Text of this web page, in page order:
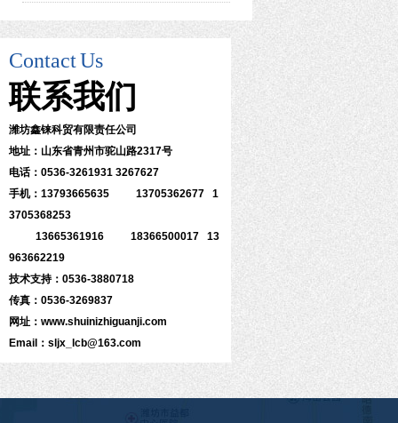
ContactUs
联系我们
潍坊鑫铼科贸有限责任公司
地址：山东省青州市驼山路2317号
电话：0536-3261931 3267627
手机：13793665635 13705362677 1
3705368253
13665361916 18366500017 13
963662219
技术支持：0536-3880718
传真：0536-3269837
网址：www.shuinizhiguanji.com
Email：sljx_lcb@163.com